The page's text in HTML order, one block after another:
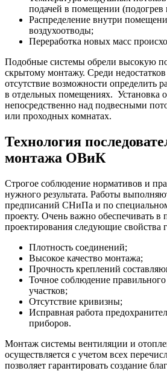
подачей в помещении (подогрев
Распределение внутри
воздухоотводы;
Переработка новых масс
Подобные системы обрели высокую
скрытому монтажу. Среди
отсутствие возможности определить
в отдельных помещениях. Установка
непосредственно над подвесными
или проходных комнатах.
Технология
монтажа ОВиК
Строгое соблюдение нормативов и
нужного результата. Работы
предписаний СНиПа и по
проекту. Очень важно обеспечивать в
проектирования следующие свойства
Плотность соединений;
Высокое качество монтажа;
Прочность креплений
Точное соблюдение
участков;
Отсутствие кривизны;
Исправная работа
приборов.
Монтаж системы вентиляции и
осуществляется с учетом всех
позволяет гарантировать создание